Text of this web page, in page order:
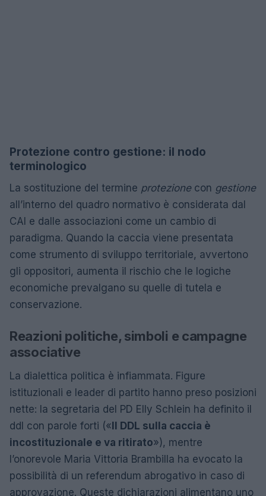
Protezione contro gestione: il nodo
terminologico
La sostituzione del termine protezionecon gestione
all’interno del quadro normativo è considerata dal
CAI e dalle associazioni come un cambio di
paradigma. Quando la caccia viene presentata
come strumento di sviluppo territoriale, avvertono
gli oppositori, aumenta il rischio che le logiche
economiche prevalgano su quelle di tutela e
conservazione.
Reazioni politiche, simboli e campagne
associative
La dialettica politica è infiammata. Figure
istituzionali e leader di partito hanno preso posizioni
nette: la segretaria del PD Elly Schlein ha definito il
ddl con parole forti (« Il DDL sulla caccia è
incostituzionale e va ritirato»), mentre
l’onorevole Maria Vittoria Brambilla ha evocato la
possibilità di un referendum abrogativo in caso di
approvazione. Queste dichiarazioni alimentano uno